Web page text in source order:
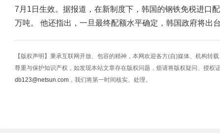
7月1日生效。据报道，在新制度下，韩国的钢铁免税进口
万吨。 他还指出，一旦最终配额水平确定，韩国政府将出
【版权声明】秉承互联网开放、包容的精神，本网欢迎各方(自)媒体、机构转
尊重与保护知识产权，如发现本站文章存在版权问题，烦请将版权疑问、授权
db123@netsun.com ，我们将第一时间核实、处理。